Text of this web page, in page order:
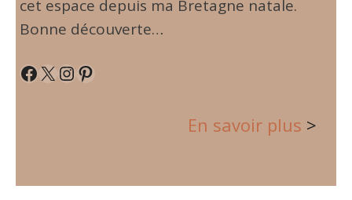
cet espace depuis ma Bretagne natale.
Bonne découverte…
Facebook X InstagramPinterest
En savoir plus >